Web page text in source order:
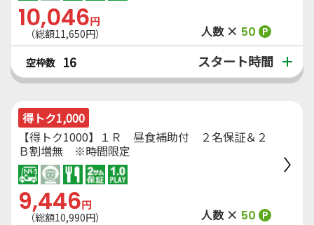
10,046円
（総額11,650円）
人数 × 50 P
空枠数 16 スタート時間
得トク1,000
【得トク1000】１Ｒ 昼食補助付 ２名保証＆２
Ｂ割増無 ※時間限定
9,446円
（総額10,990円）
人数 × 50 P